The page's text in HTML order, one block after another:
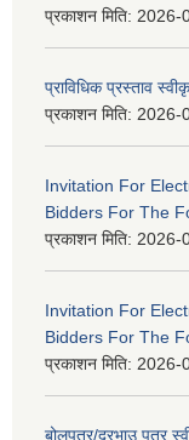
प्रकाशन मिति: 2026-
प्राविधिक प्रस्ताव
प्रकाशन मिति: 2026-
Invitation For
Bidders For The
प्रकाशन मिति: 2026-
Invitation For
Bidders For The
प्रकाशन मिति: 2026-
बोलपत्र/दरभाउ पत्र